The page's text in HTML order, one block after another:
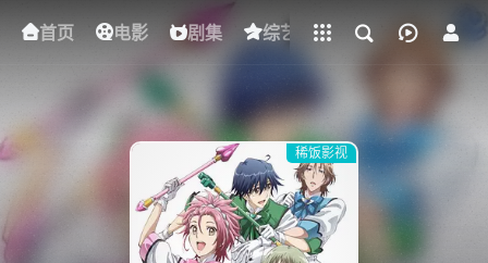
首页 电影 剧集 综艺 动漫 短剧
下载客户端
稀饭影视